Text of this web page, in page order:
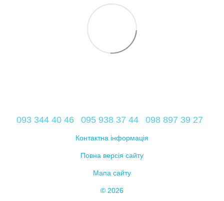
093 344 40 46 095 938 37 44 098 897 39 27
Контактна інформація
Повна версія сайту
Мапа сайту
© 2026